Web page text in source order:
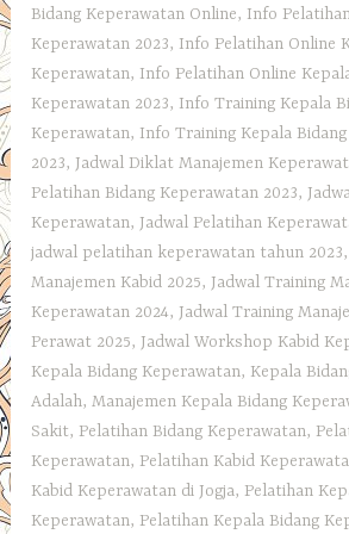
Bidang Keperawatan Online, Info
Keperawatan 2023, Info Pelatihan Online
Keperawatan, Info Pelatihan Online
Keperawatan 2023, Info Training Kepala
Keperawatan, Info Training Kepala
2023, Jadwal Diklat Manajemen
Pelatihan Bidang Keperawatan 2023,
Keperawatan, Jadwal Pelatihan
jadwal pelatihan keperawatan tahun 2023,
Manajemen Kabid 2025, Jadwal Training
Keperawatan 2024, Jadwal Training
Perawat 2025, Jadwal Workshop Kabid
Kepala Bidang Keperawatan, Kepala
Adalah,Manajemen Kepala Bidang
Sakit, Pelatihan Bidang Keperawatan,
Keperawatan, Pelatihan Kabid
Kabid Keperawatan di Jogja, Pelatihan
Keperawatan, Pelatihan Kepala Bidang